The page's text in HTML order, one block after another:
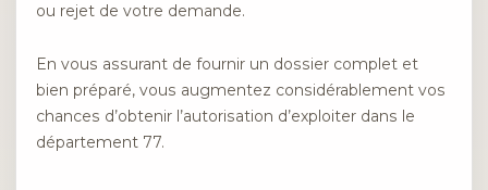
ou rejet de votre demande.
En vous assurant de fournir un dossier complet et
bien préparé, vous augmentez considérablement vos
chances d’obtenir l’autorisation d’exploiter dans le
département 77.